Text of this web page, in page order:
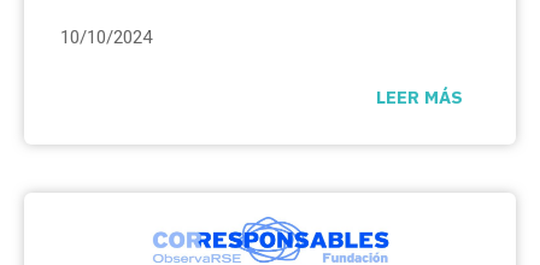
10/10/2024
LEER MÁS